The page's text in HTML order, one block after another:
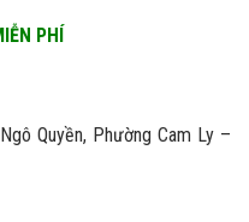
PHÍ
Quyền, Phường Cam Ly –